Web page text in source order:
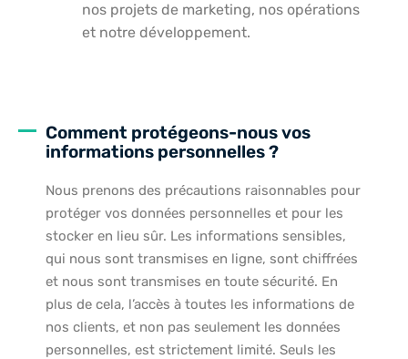
nos projets de marketing, nos opérations
et notre développement.
Comment protégeons-nous vos
informations personnelles ?
Nous prenons des précautions raisonnables pour
protéger vos données personnelles et pour les
stocker en lieu sûr. Les informations sensibles,
qui nous sont transmises en ligne, sont chiffrées
et nous sont transmises en toute sécurité. En
plus de cela, l’accès à toutes les informations de
nos clients, et non pas seulement les données
personnelles, est strictement limité. Seuls les